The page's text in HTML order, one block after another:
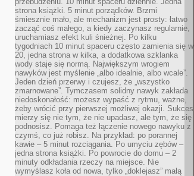
strona książki. 5 minut porządków. Brzmi
śmiesznie mało, ale mechanizm jest prosty: łatwo
zacząć coś małego, a kiedy zaczynasz regularnie,
uruchamiasz efekt kuli śnieżnej. Po kilku
tygodniach 10 minut spaceru często zamienia się w
20, jedna strona w kilka, a dodatkowa szklanka
wody staje się normą. Największym wrogiem
nawyków jest myślenie „albo idealnie, albo wcale”.
Jeden dzień przerwy i czujesz, że „wszystko
zmarnowane”. Tymczasem solidny nawyk zakłada
niedoskonałość: możesz wypaść z rytmu, ważne,
żeby wrócić przy pierwszej możliwej okazji. Sukces
mierzy się nie tym, że nie upadasz, ale tym, że się
podnosisz. Pomaga też łączenie nowego nawyku z
czymś, co już robisz. Na przykład: po porannej
kawie – 5 minut rozciągania. Po umyciu zębów –
jedna strona książki. Po powrocie do domu – 2
minuty odkładania rzeczy na miejsce. Nie
wymyślasz koła od nowa, tylko „doklejasz” małą